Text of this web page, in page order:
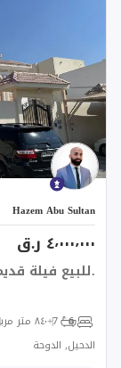
Hazem Abu Sultan
٤٬٠٠٠٬٠٠٠ ر.ق
.للبيع فيلة
6
7+ ٨٤٠ متر مربع
الدحيل, الدوحة